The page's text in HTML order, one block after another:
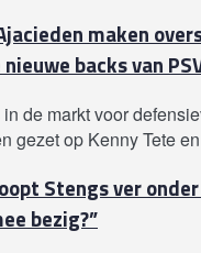
maken
backs van
de markt voor
gezet op Kenny Tete
Stengs ver
bezig?”